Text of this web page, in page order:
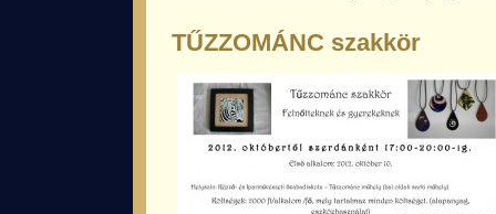
TŰZZOMÁNC szakkör